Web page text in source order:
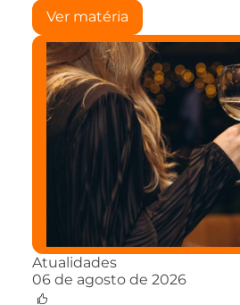
Ver matéria
Atualidades
06 de agosto de 2026